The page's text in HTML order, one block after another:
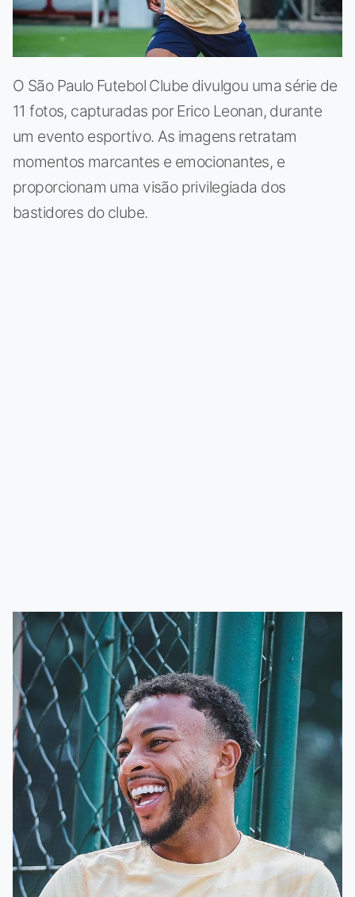
O São Paulo Futebol Clube divulgou uma série de
11 fotos, capturadas por Erico Leonan, durante
um evento esportivo. As imagens retratam
momentos marcantes e emocionantes, e
proporcionam uma visão privilegiada dos
bastidores do clube.